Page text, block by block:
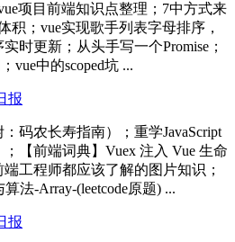
项目前端知识点整理；7中方式来
积；vue实现歌手列表字母排序，
时更新；从头手写一个Promise；
vue中的scoped坑 ...
报
码农长寿指南）；重学JavaScript
【前端词典】Vuex 注入 Vue 生命
工程师都应该了解的图片知识；
法-Array-(leetcode原题) ...
报